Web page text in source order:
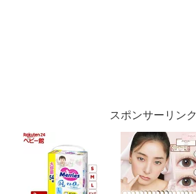
スポンサーリンク